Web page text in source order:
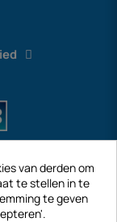
van derden om
te stellen in te
te geven